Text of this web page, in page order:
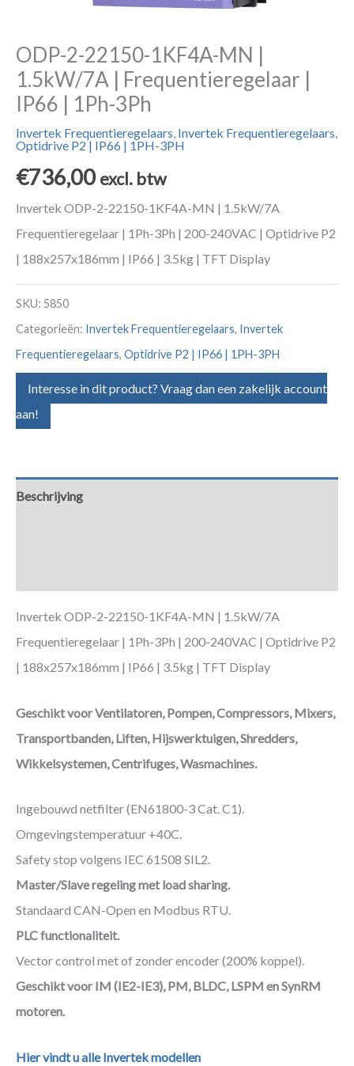
ODP-2-22150-1KF4A-MN |
1.5kW/7A | Frequentieregelaar |
IP66 | 1Ph-3Ph
Invertek Frequentieregelaars, Invertek Frequentieregelaars,
Optidrive P2 | IP66 | 1PH-3PH
€736,00 excl. btw
Invertek ODP-2-22150-1KF4A-MN | 1.5kW/7A
Frequentieregelaar | 1Ph-3Ph | 200-240VAC | Optidrive P2
| 188x257x186mm | IP66 | 3.5kg | TFT Display
SKU: 5850
Categorieën: Invertek Frequentieregelaars, Invertek
Frequentieregelaars, Optidrive P2 | IP66 | 1PH-3PH
Interesse in dit product? Vraag dan een zakelijk account
aan!
Beschrijving
Invertek ODP-2-22150-1KF4A-MN | 1.5kW/7A
Frequentieregelaar | 1Ph-3Ph | 200-240VAC | Optidrive P2
| 188x257x186mm | IP66 | 3.5kg | TFT Display
Geschikt voor Ventilatoren, Pompen, Compressors, Mixers,
Transportbanden, Liften, Hijswerktuigen, Shredders,
Wikkelsystemen, Centrifuges, Wasmachines.
Ingebouwd netfilter (EN61800-3 Cat. C1).
Omgevingstemperatuur +40C.
Safety stop volgens IEC 61508 SIL2.
Master/Slave regeling met load sharing.
Standaard CAN-Open en Modbus RTU.
PLC functionaliteit.
Vector control met of zonder encoder (200% koppel).
Geschikt voor IM (IE2-IE3), PM, BLDC, LSPM en SynRM
motoren.
Hier vindt u alle Invertek modellen